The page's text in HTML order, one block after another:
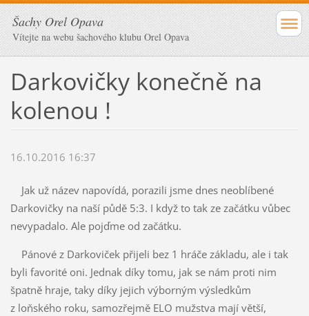
Šachy Orel Opava
Vítejte na webu šachového klubu Orel Opava
Darkovičky konečně na
kolenou !
16.10.2016 16:37
Jak už název napovídá, porazili jsme dnes neoblíbené
Darkovičky na naší půdě 5:3. I když to tak ze začátku vůbec
nevypadalo. Ale pojďme od začátku.
Pánové z Darkoviček přijeli bez 1 hráče základu, ale i tak
byli favorité oni. Jednak díky tomu, jak se nám proti nim
špatně hraje, taky díky jejich výborným výsledkům
z loňského roku, samozřejmě ELO mužstva mají větší,